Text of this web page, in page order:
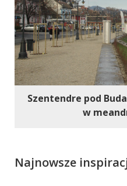
Szentendre pod
w
Najnowsze